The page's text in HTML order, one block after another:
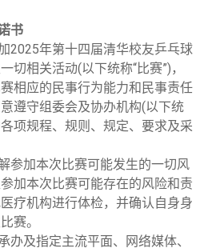
书
2025年第十四届清华校友乒乓球
切相关活动(以下统称“比赛”)，
相应的民事行为能力和民事责任
遵守组委会及协办机构(以下统
项规程、规则、规定、要求及采
参加本次比赛可能发生的一切风
加本次比赛可能存在的风险和责
疗机构进行体检，并确认自身身
赛。
办及指定主流平面、网络媒体、